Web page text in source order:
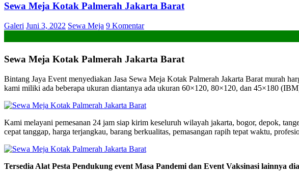
Sewa Meja Kotak Palmerah Jakarta Barat
Galeri Juni 3, 2022 Sewa Meja 9 Komentar
Sewa Meja Kotak Palmerah Jakarta Barat
Bintang Jaya Event menyediakan Jasa Sewa Meja Kotak Palmerah Jakarta Barat murah
kami miliki ada beberapa ukuran diantanya ada ukuran 60×120, 80×120, dan 45×180
Kami melayani pemesanan 24 jam siap kirim keseluruh wilayah jakarta, bogor, depok,
cepat tanggap, harga terjangkau, barang berkualitas, pemasangan rapih tepat waktu,
Tersedia Alat Pesta Pendukung event Masa Pandemi dan Event Vaksinasi lainnya